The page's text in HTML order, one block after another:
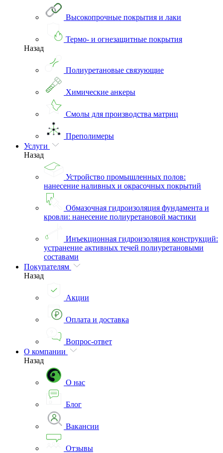
Высокопрочные покрытия и лаки
Термо- и огнезащитные покрытия
Назад
Полиуретановые связующие
Химические анкеры
Смолы для производства матриц
Преполимеры
Услуги
Назад
Устройство промышленных полов:
нанесение наливных и окрасочных покрытий
Обмазочная гидроизоляция фундамента и
кровли: нанесение полиуретановой мастики
Инъекционная гидроизоляция конструкций:
устранение активных течей полиуретановыми
составами
Покупателям
Назад
Акции
Оплата и доставка
Вопрос-ответ
О компании
Назад
О нас
Блог
Вакансии
Отзывы